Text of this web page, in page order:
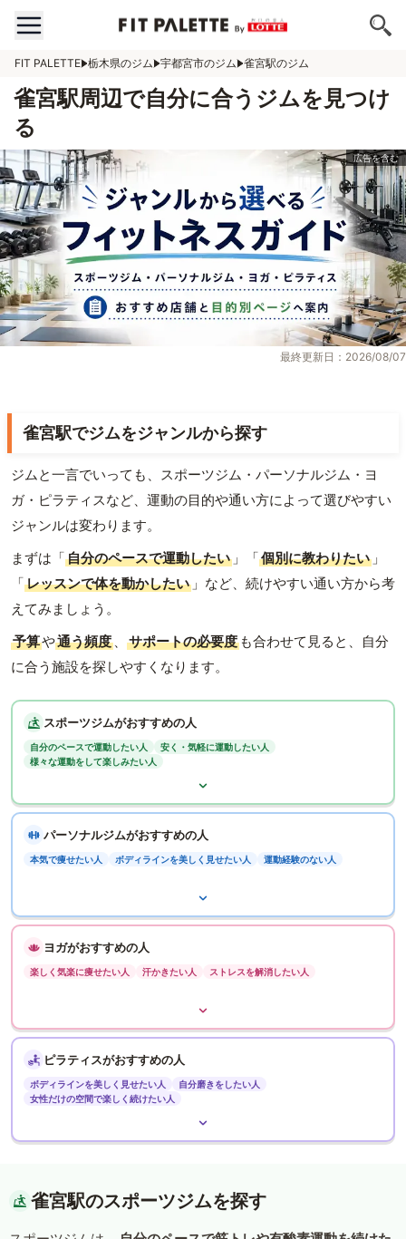
FIT PALETTE 栃木県のジム 宇都宮市のジム 雀宮駅のジム
雀宮駅周辺で自分に合うジムを見つけ
る
最終更新日：2026/08/07
雀宮駅でジムをジャンルから探す
ジムと一言でいっても、スポーツジム・パーソナルジム・ヨ
ガ・ピラティスなど、運動の目的や通い方によって選びやすい
ジャンルは変わります。
まずは「自分のペースで運動したい 」「個別に教わりたい 」
「レッスンで体を動かしたい 」など、続けやすい通い方から考
えてみましょう。
予算や通う頻度 、 サポートの必要度 も合わせて見ると、自分
に合う施設を探しやすくなります。
スポーツジムがおすすめの人
自分のペースで運動したい人
安く・気軽に運動したい人
様々な運動をして楽しみたい人
パーソナルジムがおすすめの人
本気で痩せたい人 ボディラインを美しく見せたい人 運動経験のない人
ヨガがおすすめの人
楽しく気楽に痩せたい人 汗かきたい人 ストレスを解消したい人
ピラティスがおすすめの人
ボディラインを美しく見せたい人
自分磨きをしたい人
女性だけの空間で楽しく続けたい人
雀宮駅のスポーツジムを探す